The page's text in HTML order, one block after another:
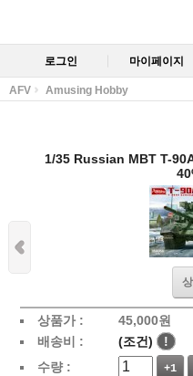
로그인 마이페이지
AFV Amusing Hobby
1/35 Russian MBT T-
상품가 : 45,000원
배송비 :
(조건)
!
수량 :
+1